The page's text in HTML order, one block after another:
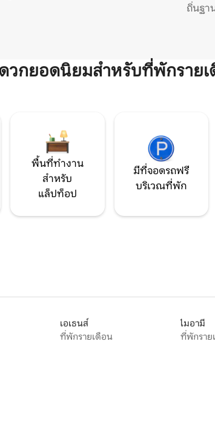
ถิ่นฐา
วกยอดนิยมสำหรับที่พักราย
พื้นที่ทำงาน
สำหรับ
แล็ปท็อป
มีที่จอดรถฟรี
บริเวณที่พัก
เอเธนส์
ที่พักรายเดือน
ไมอามี
ที่พักราย